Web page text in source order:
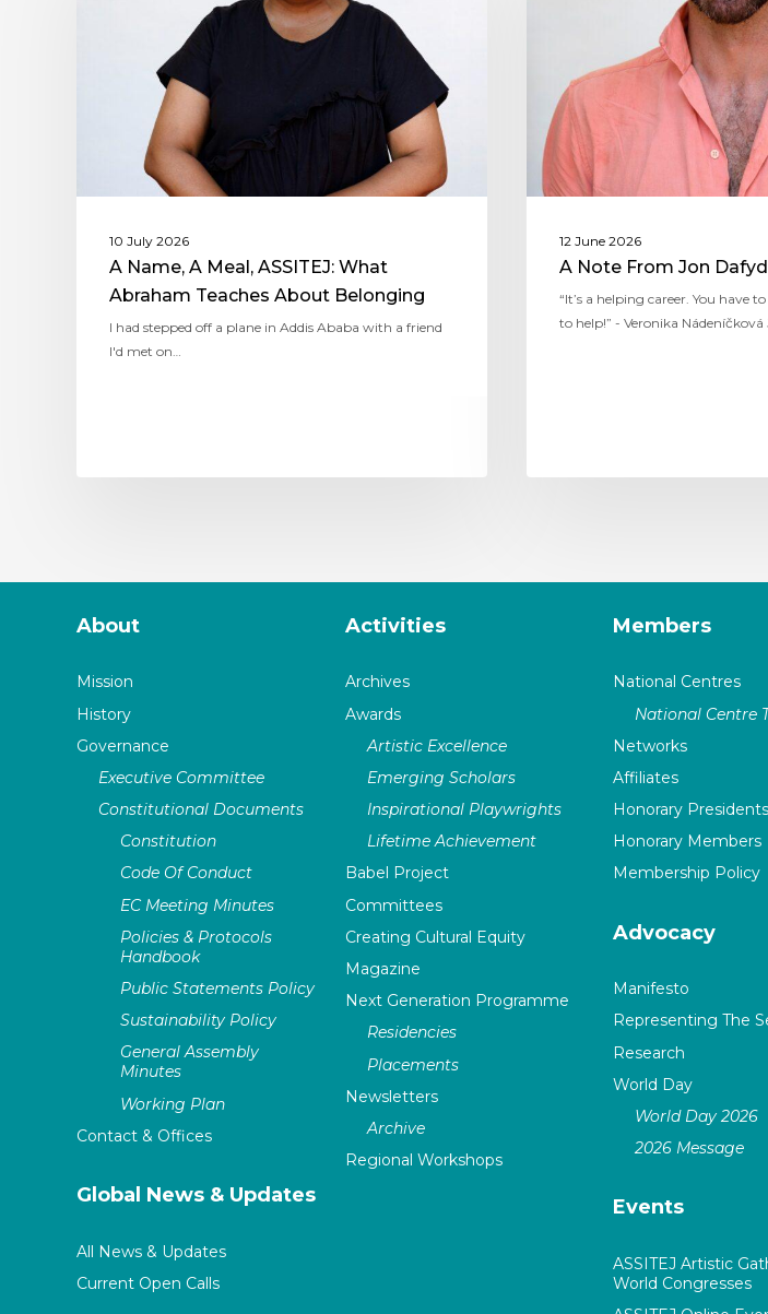
10 July 2026
A Name, A Meal, ASSITEJ: What
Abraham Teaches About Belonging
I had stepped off a plane in Addis Ababa with a friend
I'd met on…
12 June 2026
A Note From Jon
“It’s a helping career. You have
to help!” - Veronika Nádeníčková
About
Mission
History
Governance
Executive Committee
Constitutional Documents
Constitution
Code Of Conduct
EC Meeting Minutes
Policies & Protocols
Handbook
Public Statements Policy
Sustainability Policy
General Assembly
Minutes
Working Plan
Contact & Offices
Global News & Updates
All News & Updates
Current Open Calls
Activities
Archives
Awards
Artistic Excellence
Emerging Scholars
Inspirational Playwrights
Lifetime Achievement
Babel Project
Committees
Creating Cultural Equity
Magazine
Next Generation Programme
Residencies
Placements
Newsletters
Archive
Regional Workshops
Members
National Centres
National Centre
Networks
Affiliates
Honorary Presidents
Honorary Members
Membership Policy
Advocacy
Manifesto
Representing The
Research
World Day
World Day 2026
2026 Message
Events
ASSITEJ Artistic
World Congresses